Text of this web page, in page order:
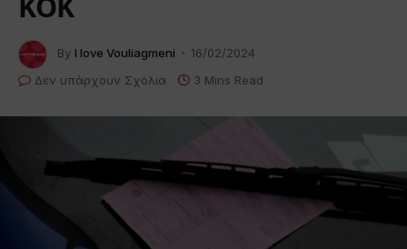
ΚΟΚ
By I love Vouliagmeni
16/02/2024
Δεν υπάρχουν Σχόλια
3 Mins Read